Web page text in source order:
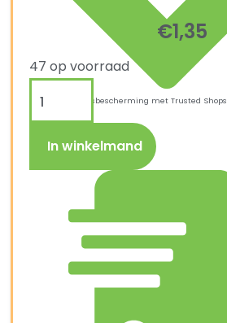
Kopersbescherming met Trusted Shops
€1,35
47 op voorraad
In winkelmand